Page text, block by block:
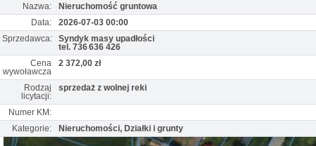
Nazwa:
Nieruchomość gruntowa
Data:
2026-07-03 00:00
Sprzedawca:
Syndyk masy upadłości
tel. 736 636 426
Cena
wywoławcza
2 372,00 zł
Rodzaj
licytacji:
sprzedaż z wolnej reki
Numer KM:
Kategorie:
Nieruchomości, Działki i grunty